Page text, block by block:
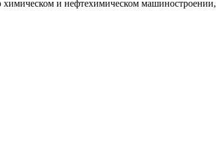
и нефтехимическом